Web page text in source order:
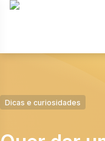
Dicas e curiosidades